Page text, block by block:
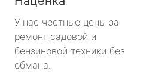
У нас честные цены за
ремонт садовой и
бензиновой техники без
обмана.